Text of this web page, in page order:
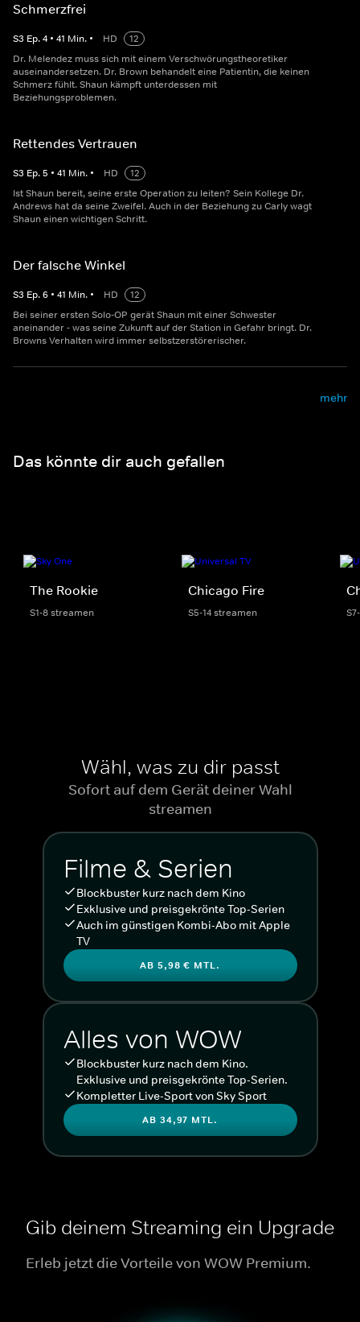
Schmerzfrei
S3 Ep.4 • 41 Min. • HD
12
Dr. Melendez muss sich mit einem Verschwörungstheoretiker
auseinandersetzen. Dr. Brown behandelt eine Patientin, die keinen
Schmerz fühlt. Shaun kämpft unterdessen mit
Beziehungsproblemen.
Rettendes Vertrauen
S3 Ep.5 • 41 Min. • HD
12
Ist Shaun bereit, seine erste Operation zu leiten? Sein Kollege Dr.
Andrews hat da seine Zweifel. Auch in der Beziehung zu Carly wagt
Shaun einen wichtigen Schritt.
Der falsche Winkel
S3 Ep.6 • 41 Min. • HD
12
Bei seiner ersten Solo-OP gerät Shaun mit einer Schwester
aneinander - was seine Zukunft auf der Station in Gefahr bringt. Dr.
Browns Verhalten wird immer selbstzerstörerischer.
mehr
Das könnte dir auch gefallen
The Rookie
S1-8 streamen
Chicago Fire
S5-14 streamen
Wähl, was zu dir passt
Sofort auf dem Gerät deiner Wahl
streamen
Filme & Serien
Blockbuster kurz nach dem Kino
Exklusive und preisgekrönte Top-Serien
Auch im günstigen Kombi-Abo mit Apple
TV
AB 5,98 € MTL.
Alles von WOW
Blockbuster kurz nach dem Kino.
Exklusive und preisgekrönte Top-Serien.
Kompletter Live-Sport von Sky Sport
AB 34,97 MTL.
Gib deinem Streaming ein Upgrade
Erleb jetzt die Vorteile von WOW Premium.